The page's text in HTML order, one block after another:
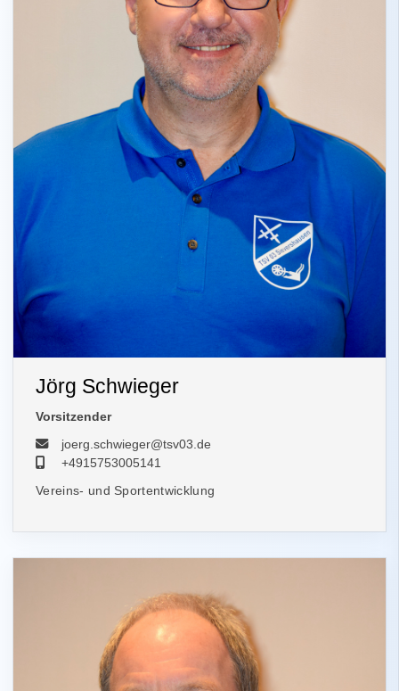
Jörg Schwieger
Vorsitzender
joerg.schwieger@tsv03.de
+4915753005141
Vereins- und Sportentwicklung